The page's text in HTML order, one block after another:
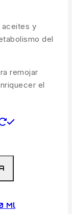
aceites y
del
remojar
el
Ml